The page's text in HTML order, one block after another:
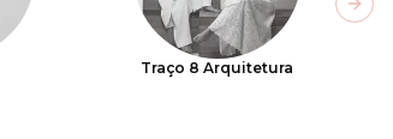
Traço 8 Arquitetura